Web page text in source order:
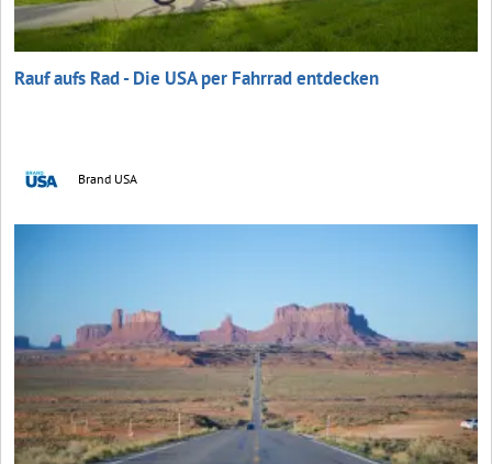
Rauf aufs Rad - Die USA per Fahrrad entdecken
Brand USA